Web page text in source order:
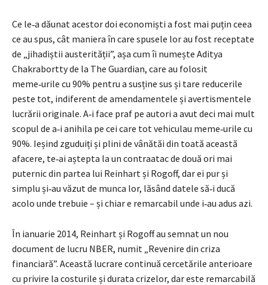
Ce le‑a dăunat acestor doi economiști a fost mai puțin ceea
ce au spus, cât maniera în care spusele lor au fost receptate
de „jihadiștii austerității”, așa cum îi numește Aditya
Chakrabortty de la The Guardian, care au folosit
meme‑urile cu 90% pentru a susține sus și tare reducerile
peste tot, indiferent de amendamentele și avertismentele
lucrării originale. A‑i face praf pe autori a avut deci mai mult
scopul de a‑i anihila pe cei care tot vehiculau meme‑urile cu
90%. Ieșind zguduiți și plini de vânătăi din toată această
afacere, te‑ai aștepta la un contraatac de două ori mai
puternic din partea lui Reinhart și Rogoff, dar ei pur și
simplu și‑au văzut de munca lor, lăsând datele să‑i ducă
acolo unde trebuie – și chiar e remarcabil unde i‑au adus azi.
În ianuarie 2014, Reinhart și Rogoff au semnat un nou
document de lucru NBER, numit „Revenire din criza
financiară”. Această lucrare continuă cercetările anterioare
cu privire la costurile și durata crizelor, dar este remarcabilă